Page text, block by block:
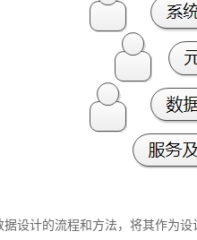
设计的流程和方法，将其作为